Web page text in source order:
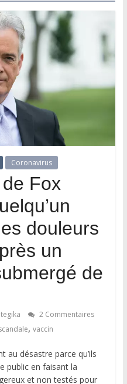
Coronavirus
Fox
douleurs
un
de
2 Commentaires
, vaccin
au désastre parce qu’ils
public en faisant la
et non testés pour